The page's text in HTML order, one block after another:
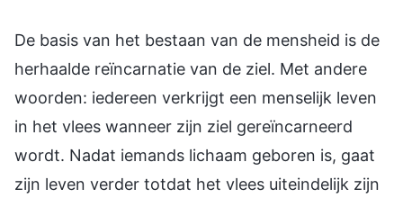
De basis van het bestaan van de mensheid is de
herhaalde reïncarnatie van de ziel. Met andere
woorden: iedereen verkrijgt een menselijk leven
in het vlees wanneer zijn ziel gereïncarneerd
wordt. Nadat iemands lichaam geboren is, gaat
zijn leven verder totdat het vlees uiteindelijk zijn